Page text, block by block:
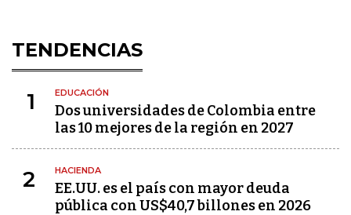
TENDENCIAS
1 EDUCACIÓN
Dos universidades de Colombia entre
las 10 mejores de la región en 2027
2 HACIENDA
EE.UU. es el país con mayor deuda
pública con US$40,7 billones en 2026